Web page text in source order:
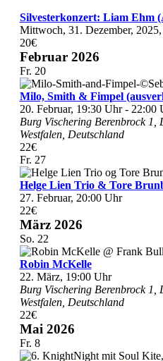
Silvesterkonzert: Liam Ehm
Mittwoch, 31. Dezember,
20€
Februar 2026
Fr. 20
Milo, Smith & Fimpel
20. Februar, 19:30 Uhr- 22:00
Burg Vischering Berenbrock 1,
Westfalen, Deutschland
22€
Fr. 27
Helge Lien Trio & Tore
27. Februar, 20:00 Uhr
22€
März 2026
So. 22
Robin McKelle
22. März, 19:00 Uhr
Burg Vischering Berenbrock 1,
Westfalen, Deutschland
22€
Mai 2026
Fr. 8